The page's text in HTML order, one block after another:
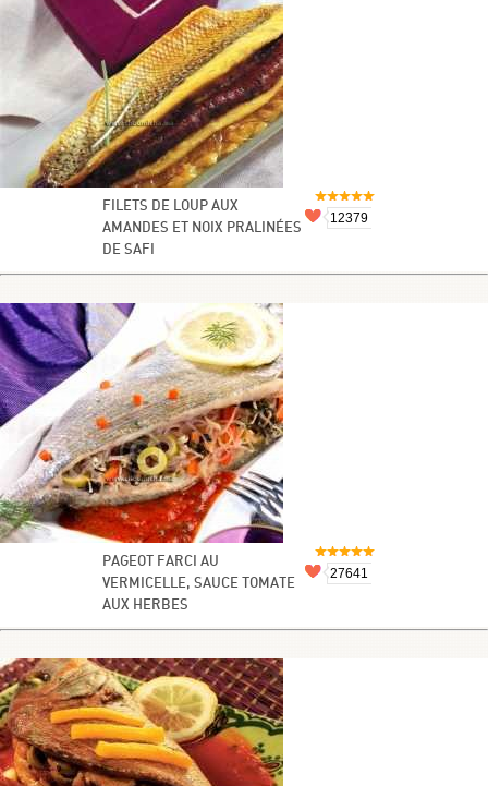
FILETS DE LOUP AUX
AMANDES ET NOIX PRALINÉES
DE SAFI
12379
PAGEOT FARCI AU
VERMICELLE, SAUCE TOMATE
AUX HERBES
27641